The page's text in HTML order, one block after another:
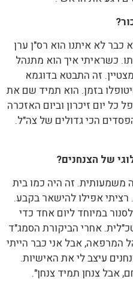
כבר לא איתנו הוא רס"ן ערן
כשראיתי איך הוא מתנהל
זה התבטא בדוגמא
בזמן. הוא תמיד שם את
כל יום זיכרון וביום האזכרה
הכי גדולים של צה"ל.
של הצנחנים?
משמעותית. זה היה כמו בית
אפילו להישאר בקבע.
במיוחד ליום אחד כדי
אחרי הביקורת הסמג"ד
המרפאה, אבל אני כבר הייתי
עיצב לי את האישיות.
אבל צנחן תמיד צנחן".